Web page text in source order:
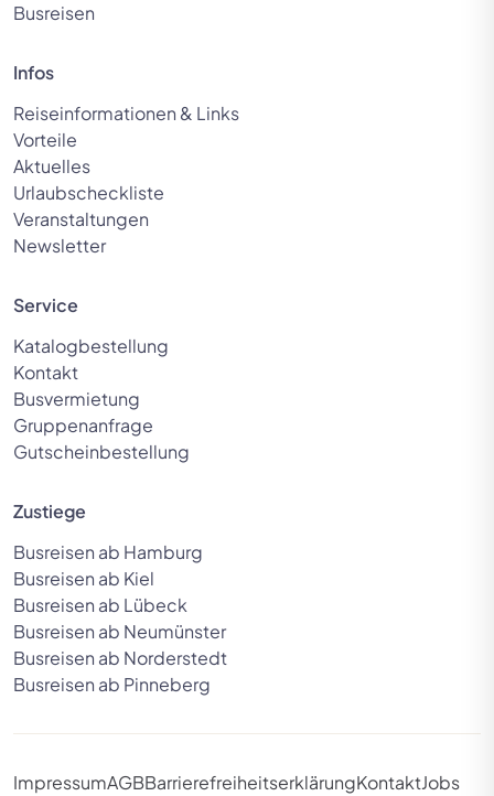
Busreisen
Infos
Reiseinformationen & Links
Vorteile
Aktuelles
Urlaubscheckliste
Veranstaltungen
Newsletter
Service
Katalogbestellung
Kontakt
Busvermietung
Gruppenanfrage
Gutscheinbestellung
Zustiege
Busreisen ab Hamburg
Busreisen ab Kiel
Busreisen ab Lübeck
Busreisen ab Neumünster
Busreisen ab Norderstedt
Busreisen ab Pinneberg
ImpressumAGBBarrierefreiheitserklärungKontaktJobs